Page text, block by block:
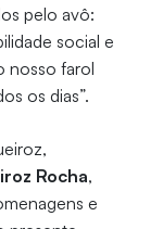
pelo avô:
social e
nosso farol
os dias”.
Rocha,
e